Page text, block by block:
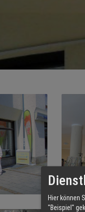
Hier können
"Beispiel"